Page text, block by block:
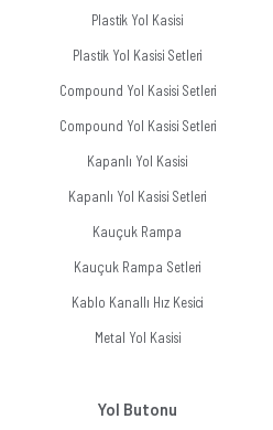
Plastik Yol Kasisi
Plastik Yol Kasisi Setleri
Compound Yol Kasisi Setleri
Compound Yol Kasisi Setleri
Kapanlı Yol Kasisi
Kapanlı Yol Kasisi Setleri
Kauçuk Rampa
Kauçuk Rampa Setleri
Kablo Kanallı Hız Kesici
Metal Yol Kasisi
Yol Butonu